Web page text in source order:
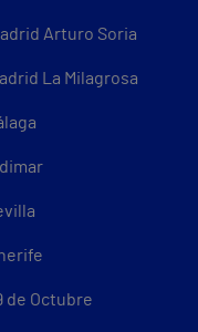
Arturo Soria
La Milagrosa
de Octubre